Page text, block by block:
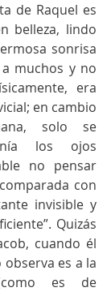
de Raquel es
belleza, lindo
sonrisa
muchos y no
era
en cambio
solo se
los ojos
no pensar
con
invisible y
Quizás
cuando él
es a la
es de